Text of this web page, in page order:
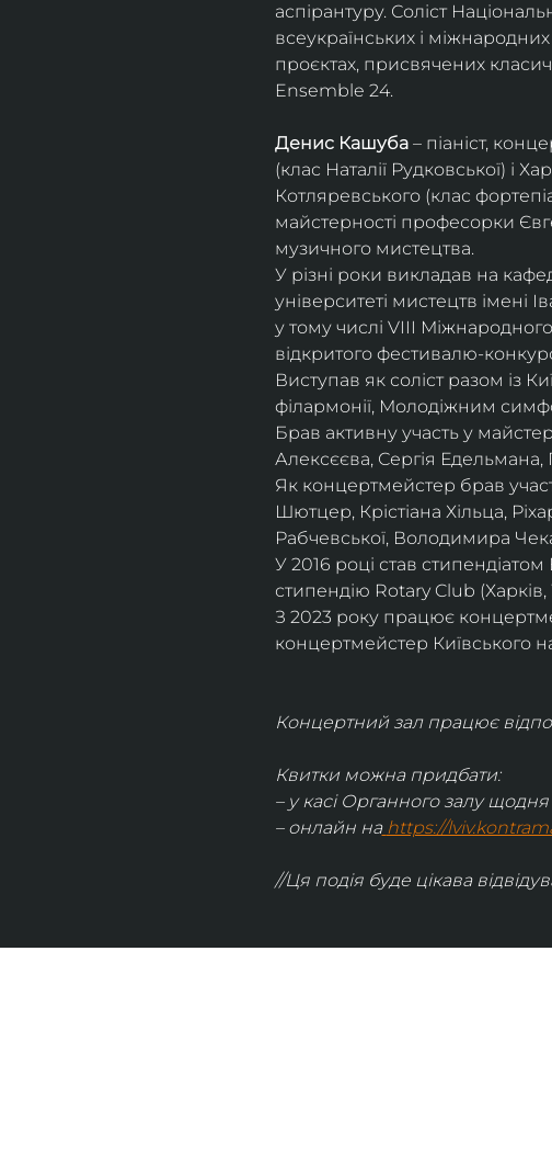
аспірантуру. Соліст
всеукраїнських і
проєктах, присвячених
Ensemble 24.
Денис Кашуба – піаніст,
(клас Наталії Рудковської) і
Котляревського (клас
майстерності професорки
музичного мистецтва.
У різні роки викладав на
університеті мистецтв імені
у тому числі VIII
відкритого фестивалю-
Виступав як соліст разом із
філармонії, Молодіжним
Брав активну участь у
Алексєєва, Сергія Едельмана,
Як концертмейстер брав
Шютцер, Крістіана Хільца,
Рабчевської, Володимира
У 2016 році став
стипендію Rotary Club
З 2023 року працює
концертмейстер Київського
Концертний зал працює
Квитки можна придбати:
– у касі Органного залу щодня
– онлайн на https://
//Ця подія буде цікава